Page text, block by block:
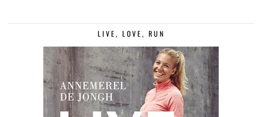
LIVE, LOVE, RUN